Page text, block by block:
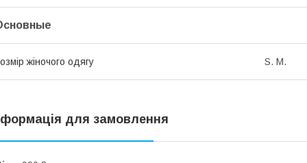
жіночого одягу S. M.
для замовлення